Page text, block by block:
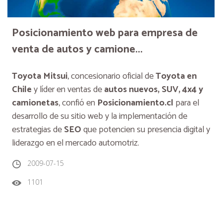
Posicionamiento web para empresa de
venta de autos y camione...
Toyota Mitsui, concesionario oficial deToyota en
Chiley líder en ventas deautos nuevos, SUV, 4x4 y
camionetas, confió en Posicionamiento.cl para el
desarrollo de su sitio web y la implementación de
estrategias deSEOque potencien su presencia digital y
liderazgo en el mercado automotriz.
2009-07-15
1101